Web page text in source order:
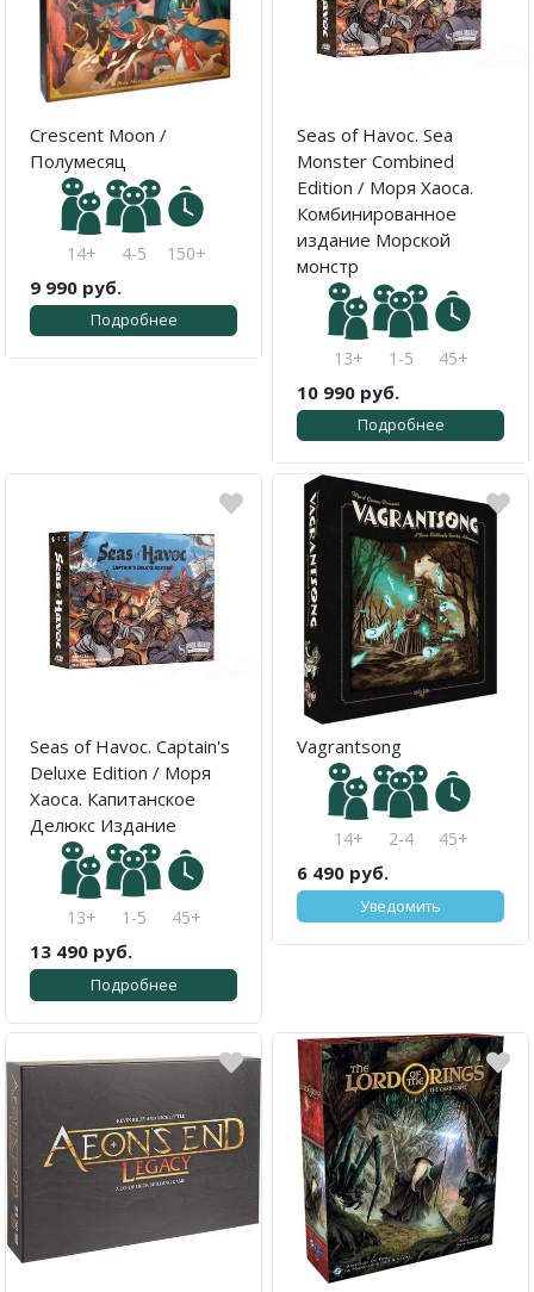
Crescent Moon /
Полумесяц
14+ 4-5 150+
9 990 руб.
Подробнее
Seas of Havoc. Sea
Monster Combined
Edition / Моря Хаоса.
Комбинированное
издание Морской
монстр
13+ 1-5 45+
10 990 руб.
Подробнее
Seas of Havoc. Captain's
Deluxe Edition / Моря
Хаоса. Капитанское
Делюкс Издание
13+ 1-5 45+
13 490 руб.
Подробнее
Vagrantsong
14+ 2-4 45+
6 490 руб.
Уведомить